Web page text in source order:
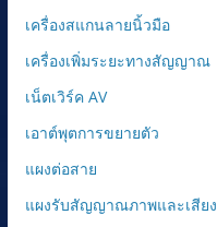
เครื่องสแกนลายนิ้วมือ
เครื่องเพิ่มระยะทางสัญญาณ
เน็ตเวิร์ค AV
เอาต์พุตการขยายตัว
แผงต่อสาย
แผงรับสัญญาณภาพและเสียง